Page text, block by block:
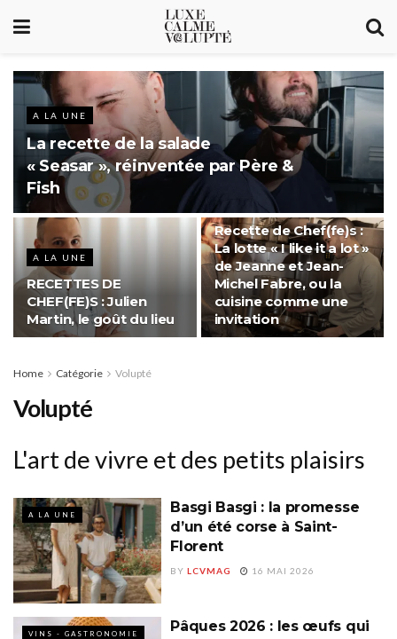
A LA UNE
La recette de la salade
« Seasar », réinventée par Père &
Fish
A LA UNE
RECETTES DE
CHEF(FE)S : Julien
Martin, le goût du lieu
A LA UNE
Recette de Chef(fe)s :
La lotte « I like it a lot »
de Jeanne et Jean-
Michel Fabre, ou la
cuisine comme une
invitation
Home Catégorie Volupté
Volupté
L'art de vivre et des petits plaisirs
A LA UNE
Basgi Basgi : la promesse
d’un été corse à Saint-
Florent
BY LCVMAG 16 MAI 2026
VINS - GASTRONOMIE
Pâques 2026 : les œufs qui